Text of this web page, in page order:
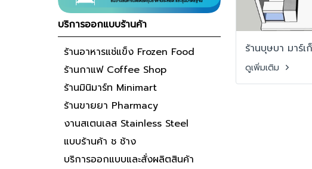
ร้านบุษบา มาร์
ดูเพิ่มเติม
บริการออกแบบร้านค้า
ร้านอาหารแช่แข็ง Frozen Food
ร้านกาแฟ Coffee Shop
ร้านมินิมาร์ท Minimart
ร้านขายยา Pharmacy
งานสเตนเลส Stainless Steel
แบบร้านค้า ช ช้าง
บริการออกแบบและสั่งผลิตสินค้า